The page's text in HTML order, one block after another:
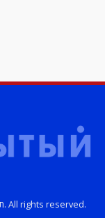
Copyright © Открытый телеканал. תנועת הערבות. All rights reserved.